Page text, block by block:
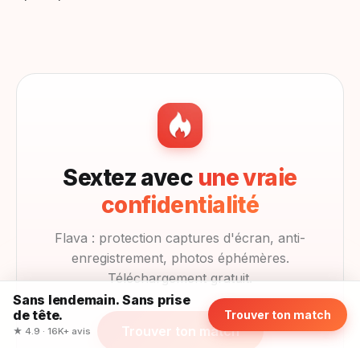
Sextez avec une vraie
confidentialité
Flava : protection captures d'écran, anti-
enregistrement, photos éphémères.
Téléchargement gratuit.
Trouver ton match
Sans lendemain. Sans prise
de tête.
★ 4.9 · 16K+ avis
Trouver ton match